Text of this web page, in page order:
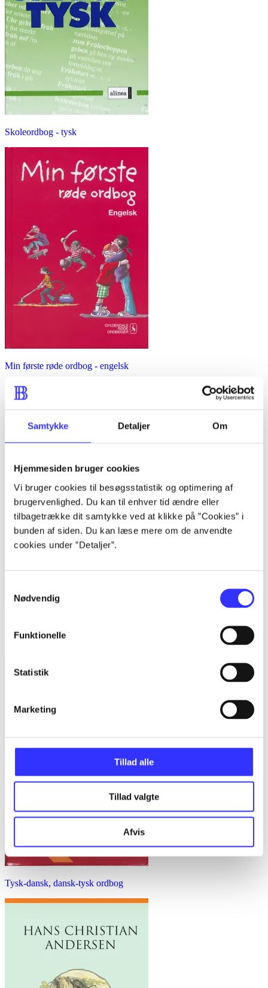
Samtykke Detaljer Om
Hjemmesiden bruger cookies
Vi bruger cookies til besøgsstatistik og optimering af
brugervenlighed. Du kan til enhver tid ændre eller
tilbagetrække dit samtykke ved at klikke på ”Cookies” i
bunden af siden. Du kan læse mere om de anvendte
cookies under ”Detaljer”.
Nødvendig
Funktionelle
Statistik
Marketing
Tillad alle
Tillad valgte
Afvis
Skoleordbog - tysk
Min første røde ordbog - engelsk
Dorte Maria Buhl
Tysk-dansk, dansk-tysk ordbog